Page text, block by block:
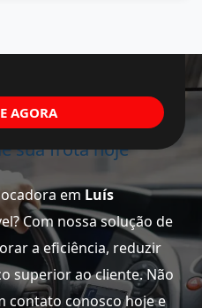
sua frota hoje
emLuís
Com nossa solução de
a eficiência, reduzir
superior ao cliente. Não
contato conosco hoje e
AGORA